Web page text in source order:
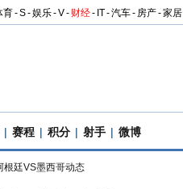
育-S-娱乐-V- 财经- IT-汽车- 房产-家居
| 赛程 | 积分 | 射手 | 微博
根廷VS墨西哥动态